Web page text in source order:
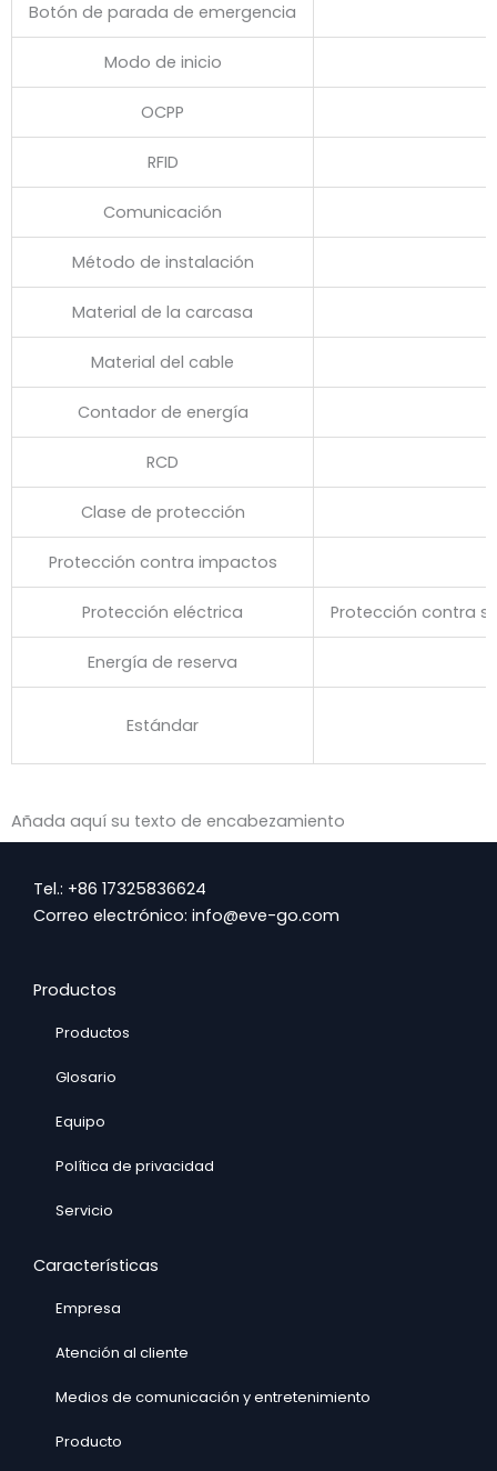
Botón de parada de emergencia
Modo de inicio
OCPP
RFID
Comunicación
Método de instalación
Material de la carcasa
Material del cable
Contador de energía
RCD
Clase de protección
Protección contra impactos
Protección eléctrica Protección contra
Energía de reserva
Estándar
Añada aquí su texto de encabezamiento
Tel.: +86 17325836624
Correo electrónico: info@eve-go.com
Productos
Productos
Glosario
Equipo
Política de privacidad
Servicio
Características
Empresa
Atención al cliente
Medios de comunicación y entretenimiento
Producto